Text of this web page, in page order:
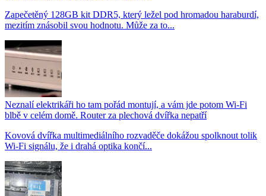
Zapečetěný 128GB kit DDR5, který ležel pod hromadou haraburdí,
mezitím znásobil svou hodnotu. Může za to...
Neznalí elektrikáři ho tam pořád montují, a vám jde potom Wi-Fi
blbě v celém domě. Router za plechová dvířka nepatří
Kovová dvířka multimediálního rozvaděče dokážou spolknout tolik
Wi-Fi signálu, že i drahá optika končí...